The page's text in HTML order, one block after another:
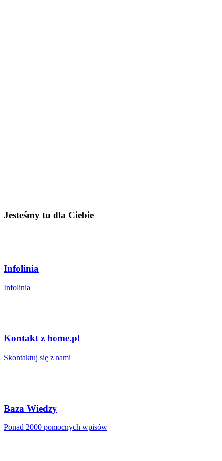
Jesteśmy tu dla Ciebie
Infolinia
Infolinia
Kontakt z home.pl
Skontaktuj się z nami
Baza Wiedzy
Ponad 2000 pomocnych wpisów